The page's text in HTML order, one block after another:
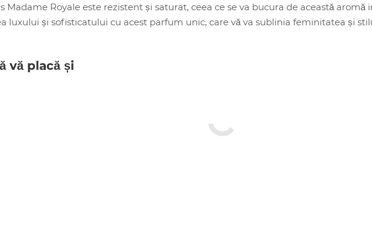
Madame Royale este rezistent și saturat, ceea ce se va bucura de această
luxului și sofisticatului cu acest parfum unic, care vă va sublinia feminitatea și
vă placă și